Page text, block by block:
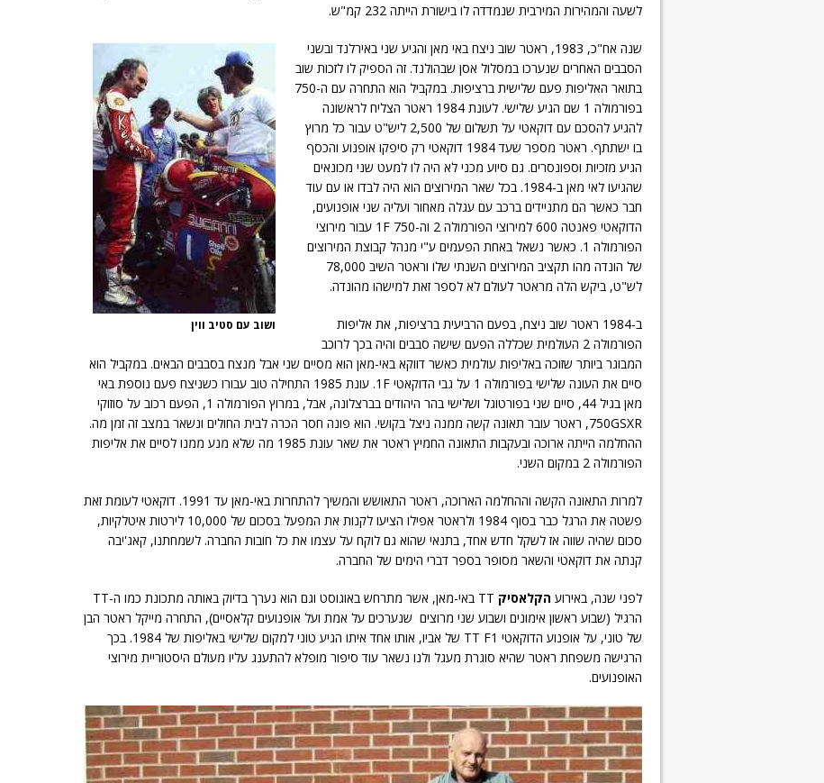
לשעה והמהירות המירבית שנמדדה לו בישורת הייתה 232 קמ"ש.
ושוב עם סטיב ווין
שנה אח"כ, 1983, ראטר שוב ניצח באי מאן והגיע שני באירלנד ובשני
הסבבים האחרים שנערכו במסלול אסן שבהולנד. זה הספיק לו לזכות שוב
בתואר האליפות פעם שלישית ברציפות. במקביל הוא התחרה עם ה-750
בפורמולה 1 שם הגיע שלישי. לעונת 1984 ראטר הצליח לראשונה
להגיע להסכם עם דוקאטי על תשלום של 2,500 ליש"ט עבור כל מרוץ
בו ישתתף. ראטר מספר שעד 1984 דוקאטי רק סיפקו אופנוע והכסף
הגיע מזכיות וספונסרים. גם סיוע מכני לא היה לו למעט שני מכונאים
שהגיעו לאי מאן ב-1984. בכל שאר המירוצים הוא היה לבדו או עם עוד
חבר כאשר הם מתניידים ברכב עם עגלה מאחור ועליה שני אופנועים,
הדוקאטי פאנטה 600 למירוצי הפורמולה 2 וה-750 1F עבור מירוצי
הפורמולה 1. כאשר נשאל באחת הפעמים ע"י מנהל קבוצת המירוצים
של הונדה מהו תקציב המירוצים השנתי שלו וראטר השיב 78,000
לש"ט, ביקש הלה מראטר לעולם לא לספר זאת למישהו מהונדה.
ב-1984 ראטר שוב ניצח, בפעם הרביעית ברציפות, את אליפות
הפורמולה 2 העולמית שכללה הפעם שישה סבבים והיה בכך לרוכב
המבוגר ביותר שזוכה באליפות עולמית כאשר דווקא באי-מאן הוא מסיים שני אבל מנצח בסבבים הבאים. במקביל הוא
סיים את העונה שלישי בפורמולה 1 על גבי הדוקאטי 1F. עונת 1985 התחילה טוב עבורו כשניצח פעם נוספת באי
מאן בגיל 44, סיים שני בפורטוגל ושלישי בהר היהודים בברצלונה, אבל, במרוץ הפורמולה 1, הפעם רכוב על סוזוקי
750GSXR, ראטר עובר תאונה קשה ממנה ניצל בקושי. הוא פונה חסר הכרה לבית החולים ונשאר במצב זה זמן מה.
ההחלמה הייתה ארוכה ובעקבות התאונה החמיץ ראטר את שאר עונת 1985 מה שלא מנע ממנו לסיים את אליפות
הפורמולה 2 במקום השני.
למרות התאונה הקשה וההחלמה הארוכה, ראטר התאושש והמשיך להתחרות באי-מאן עד 1991. דוקאטי לעומת זאת
פשטה את הרגל כבר בסוף 1984 ולראטר אפילו הציעו לקנות את המפעל בסכום של 10,000 לירטות איטלקיות,
סכום שהיה שווה אז לשקל חדש אחד, בתנאי שהוא גם לוקח על עצמו את כל חובות החברה. לשמחתנו, קאג'יבה
קנתה את דוקאטי והשאר מסופר בספר דברי הימים של החברה.
לפני שנה, באירוע הקלאסיק
TT באי-מאן, אשר מתרחש באוגוסט וגם הוא נערך בדיוק באותה מתכונת כמו ה-TT
הרגיל (שבוע ראשון אימונים ושבוע שני מרוצים שנערכים על אמת ועל אופנועים קלאסיים), התחרה מייקל ראטר הבן
של טוני, על אופנוע הדוקאטי TT F1 של אביו, אותו אחד איתו הגיע טוני למקום שלישי באליפות של 1984. בכך
הרגישה משפחת ראטר שהיא סוגרת מעגל ולנו נשאר עוד סיפור מופלא להתענג עליו מעולם היסטוריית מירוצי
האופנועים.